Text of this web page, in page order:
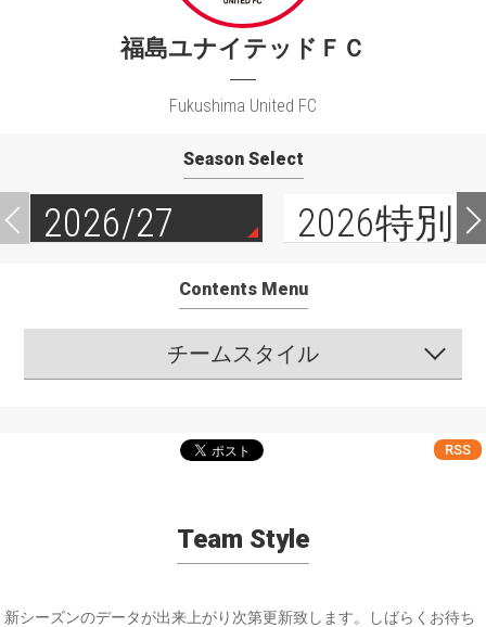
福島ユナイテッドＦＣ
Fukushima United FC
Season Select
2026/27 2026特別
Contents Menu
チームスタイル
RSS
Team Style
新シーズンのデータが出来上がり次第更新致します。しばらくお待ち